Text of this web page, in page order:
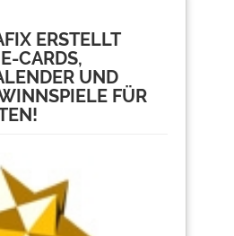
ERSTELLT
CARDS,
UND
FÜR